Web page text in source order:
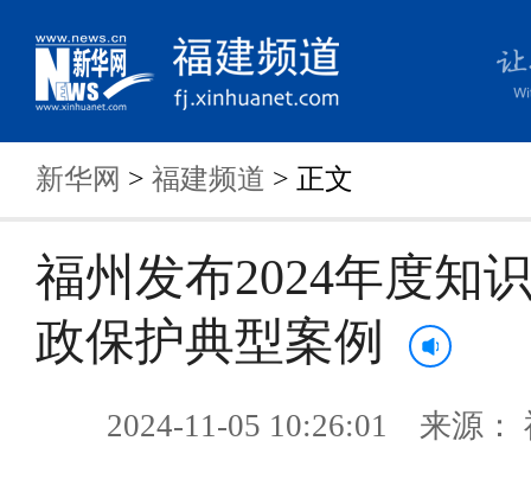
新华网 > 福建频道 > 正文
福州发布2024年度知
政保护典型案例
2024-11-05 10:26:01 来源：